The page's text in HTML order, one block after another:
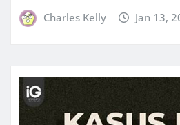
Charles Kelly Jan 13,